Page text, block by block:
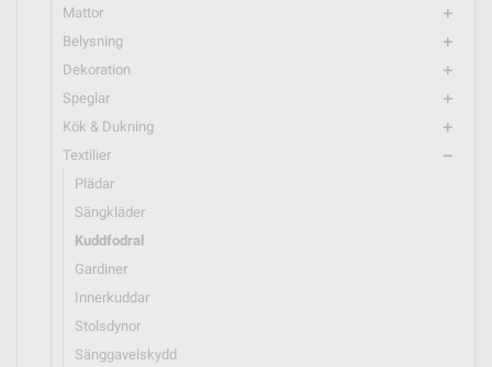
Mattor add
Belysning add
Dekoration add
Speglar add
Kök & Dukning add
Textilier remove
Plädar
Sängkläder
Kuddfodral
Gardiner
Innerkuddar
Stolsdynor
Sänggavelskydd